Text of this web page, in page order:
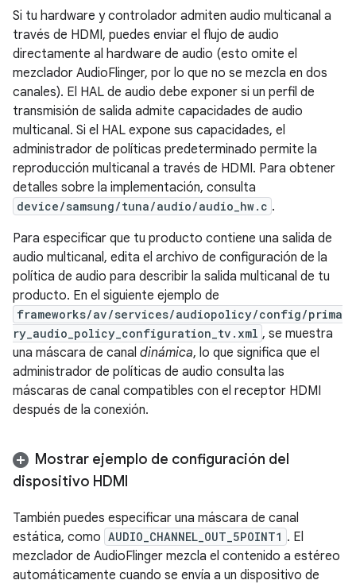
Si tu hardware y controlador admiten audio multicanal a
través de HDMI, puedes enviar el flujo de audio
directamente al hardware de audio (esto omite el
mezclador AudioFlinger, por lo que no se mezcla en dos
canales). El HAL de audio debe exponer si un perfil de
transmisión de salida admite capacidades de audio
multicanal. Si el HAL expone sus capacidades, el
administrador de políticas predeterminado permite la
reproducción multicanal a través de HDMI. Para obtener
detalles sobre la implementación, consulta
device/samsung/tuna/audio/audio_hw.c .
Para especificar que tu producto contiene una salida de
audio multicanal, edita el archivo de configuración de la
política de audio para describir la salida multicanal de tu
producto. En el siguiente ejemplo de
frameworks/av/services/audiopolicy/config/prima
ry_audio_policy_configuration_tv.xml , se muestra
una máscara de canal dinámica, lo que significa que el
administrador de políticas de audio consulta las
máscaras de canal compatibles con el receptor HDMI
después de la conexión.
Mostrar ejemplo de configuración del
dispositivo HDMI
También puedes especificar una máscara de canal
estática, como AUDIO_CHANNEL_OUT_5POINT1 . El
mezclador de AudioFlinger mezcla el contenido a estéreo
automáticamente cuando se envía a un dispositivo de